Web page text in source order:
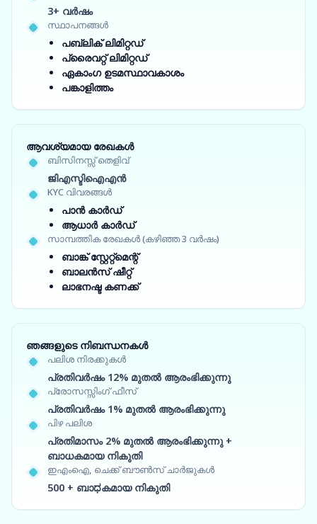
3+ വർഷം
സ്ഥാപനങ്ങൾ
പബ്ലിക് ലിമിറ്റഡ്
പ്രൈവറ്റ് ലിമിറ്റഡ്
ഏകാംഗ ഉടമസ്ഥാവകാശം
പങ്കാളിത്തം
ആവശ്യമായ രേഖകൾ
ബിസിനസ്സ് തെളിവ്
ജിഎസ്ടിഐഎൻ
KYC വിവരങ്ങൾ
പാൻ കാർഡ്
ആധാർ കാർഡ്
സാമ്പത്തിക രേഖകൾ (കഴിഞ്ഞ 3 വർഷം)
ബാങ്ക് സ്റ്റേറ്റ്‌മെന്റ്
ബാലൻസ് ഷീറ്റ്
ലാഭനഷ്ട കണക്ക്
ഞങ്ങളുടെ നിബന്ധനകൾ
പലിശ നിരക്കുകൾ
പ്രതിവർഷം 12% മുതൽ ആരംഭിക്കുന്നു
പ്രോസസ്സിംഗ് ഫീസ്
പ്രതിവർഷം 1% മുതൽ ആരംഭിക്കുന്നു
പിഴ പലിശ
പ്രതിമാസം 2% മുതൽ ആരംഭിക്കുന്നു +
ബാധകമായ നികുതി
ഇഎംഐ, ചെക്ക് ബൗൺസ് ചാർജുകൾ
500 + ബാಧകമായ നികുതി